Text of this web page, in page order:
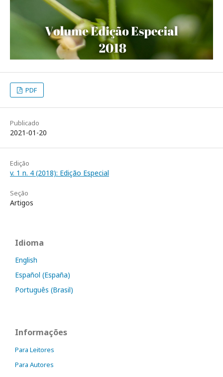
PDF
Publicado
2021-01-20
Edição
v. 1 n. 4 (2018): Edição Especial
Seção
Artigos
Idioma
English
Español (España)
Português (Brasil)
Informações
Para Leitores
Para Autores